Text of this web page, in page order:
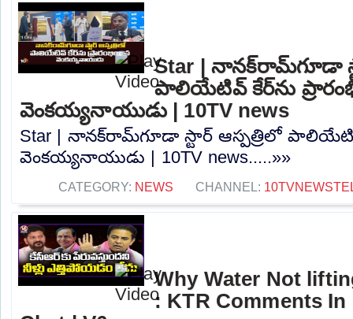
Star | నానక్‌రామ్‌గూడా
పాలియేటివ్ కేర్‌ను
వెంకయ్యనాయుడు | 10TV news
Star | నానక్‌రామ్‌గూడా స్టార్ ఆస్పత్రిలో
వెంకయ్యనాయుడు | 10TV news.....»»
CATEGORY: NEWS CHANNEL:
Why Water Not
: KTR Comments